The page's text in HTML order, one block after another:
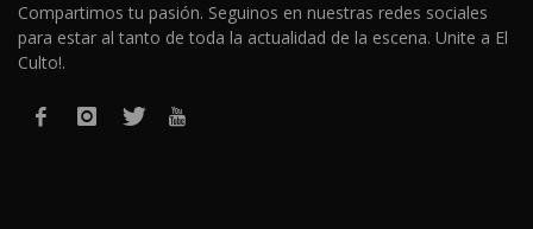
Compartimos tu pasión. Seguinos en nuestras redes sociales
para estar al tanto de toda la actualidad de la escena. Unite a El
Culto!.